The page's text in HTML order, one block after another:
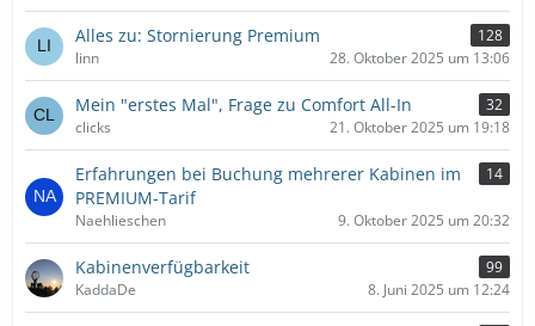
Alles zu: Stornierung Premium
128
linn
28. Oktober 2025 um 13:06
Mein "erstes Mal", Frage zu Comfort All-In
32
clicks
21. Oktober 2025 um 19:18
Erfahrungen bei Buchung mehrerer Kabinen im
PREMIUM-Tarif
14
Naehlieschen 9. Oktober 2025 um 20:32
Kabinenverfügbarkeit
99
KaddaDe
8. Juni 2025 um 12:24